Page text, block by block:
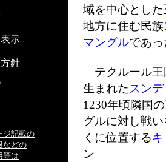
示
針
ジ記載の
などの
等は
域を中心とし
地方に住む民族
マングルであ
テクルール王
生まれた スン
1230年頃隣国
グルに対し戦
くに位置する
ン